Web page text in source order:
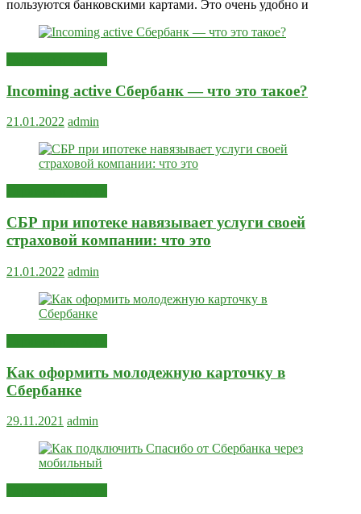
пользуются банковскими картами. Это очень удобно и
Incoming active Сбербанк — что это такое?
21.01.2022 admin
СБР при ипотеке навязывает услуги своей
страховой компании: что это
21.01.2022 admin
Как оформить молодежную карточку в
Сбербанке
29.11.2021 admin